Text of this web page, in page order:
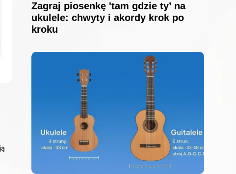
Zagraj piosenkę 'tam gdzie ty’ na
ukulele: chwyty i akordy krok po
kroku